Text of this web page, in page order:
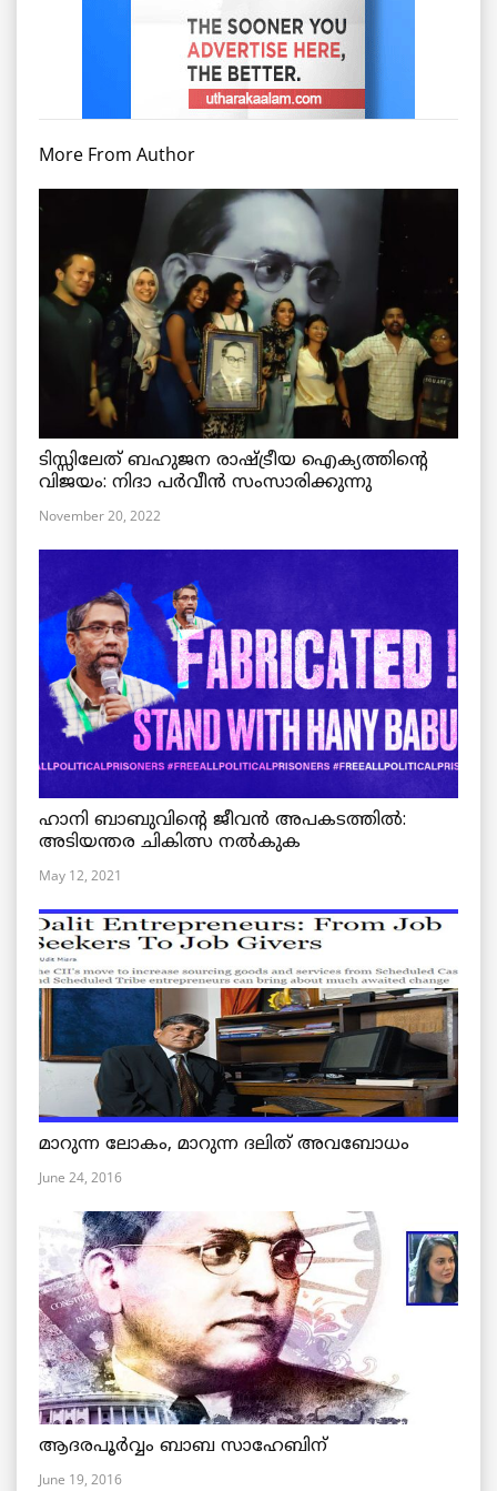
More From Author
ടിസ്സിലേത് ബഹുജന രാഷ്ട്രീയ ഐക്യത്തിന്റെ
വിജയം: നിദാ പർവീൻ സംസാരിക്കുന്നു
November 20, 2022
ഹാനി ബാബുവിന്റെ ജീവൻ അപകടത്തിൽ:
അടിയന്തര ചികിത്സ നൽകുക
May 12, 2021
മാറുന്ന ലോകം, മാറുന്ന ദലിത് അവബോധം
June 24, 2016
ആദരപൂര്‍വ്വം ബാബ സാഹേബിന്
June 19, 2016